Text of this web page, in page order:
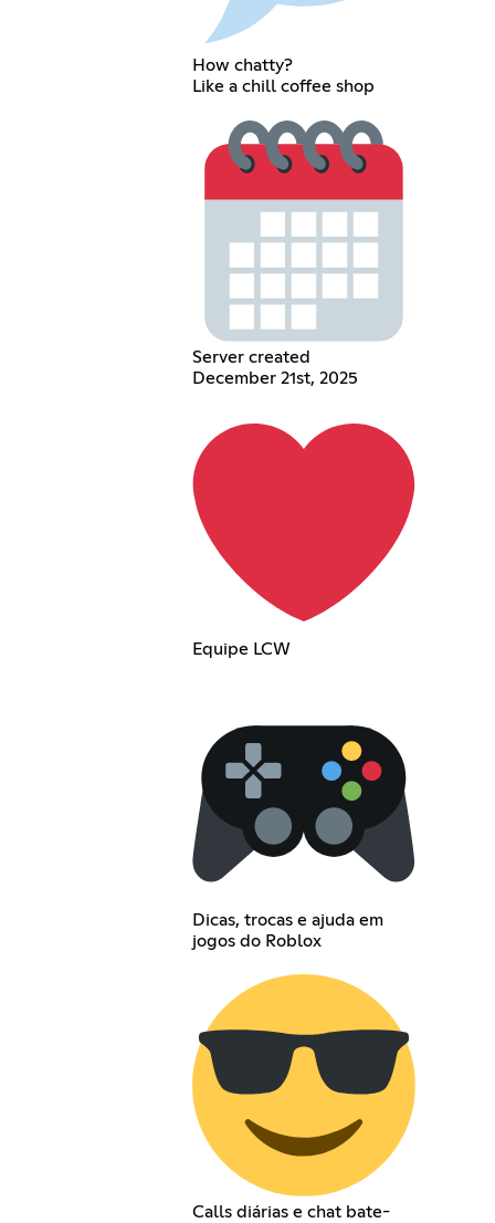
How chatty?
Like a chill coffee shop
Server created
December 21st, 2025
Equipe LCW
Dicas, trocas e ajuda em
jogos do Roblox
Calls diárias e chat bate-